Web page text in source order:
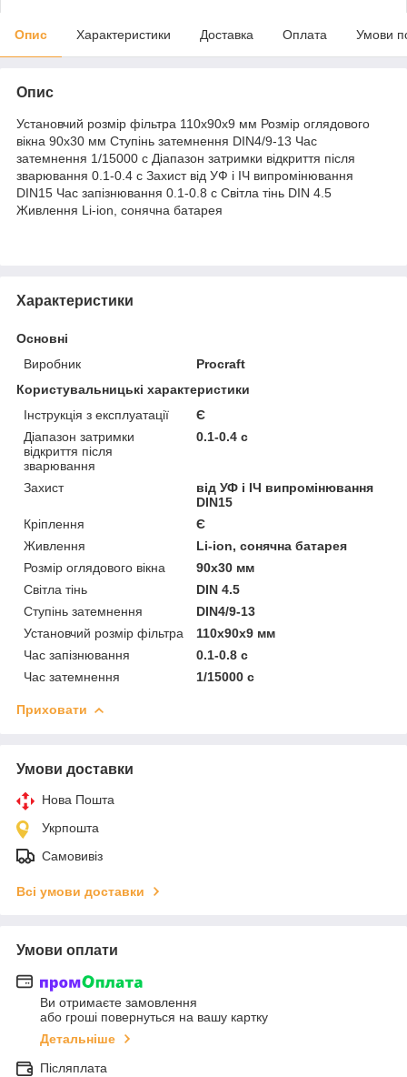
Опис Характеристики Доставка Оплата Умови
Опис
Установчий розмір фільтра 110х90х9 мм Розмір оглядового
вікна 90х30 мм Ступінь затемнення DIN4/9-13 Час
затемнення 1/15000 с Діапазон затримки відкриття після
зварювання 0.1-0.4 с Захист від УФ і ІЧ випромінювання
DIN15 Час запізнювання 0.1-0.8 с Світла тінь DIN 4.5
Живлення Li-ion, сонячна батарея
Характеристики
Основні
Виробник
Procraft
Користувальницькі характеристики
Інструкція з експлуатації
Є
Діапазон затримки
відкриття після
зварювання
0.1-0.4 с
Захист
від УФ і ІЧ випромінювання
DIN15
Кріплення
Є
Живлення
Li-ion, сонячна батарея
Розмір оглядового вікна
90х30 мм
Світла тінь
DIN 4.5
Ступінь затемнення
DIN4/9-13
Установчий розмір фільтра
110х90х9 мм
Час запізнювання
0.1-0.8 с
Час затемнення
1/15000 с
Приховати
Умови доставки
Нова Пошта
Укрпошта
Самовивіз
Всі умови доставки
Умови оплати
Ви отримаєте замовлення
або гроші повернуться на вашу картку
Детальніше
Післяплата